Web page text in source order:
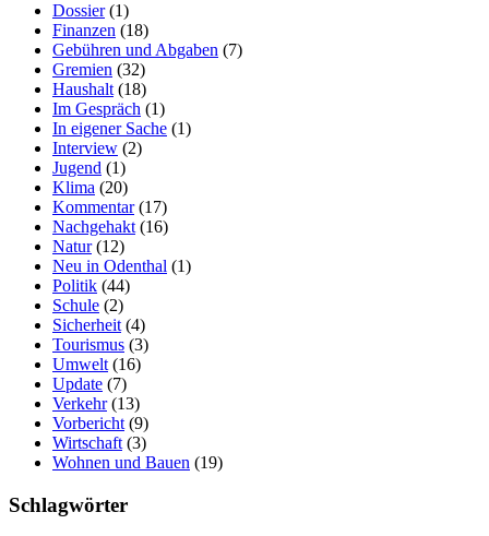
Dossier(1)
Finanzen (18)
Gebühren und Abgaben (7)
Gremien (32)
Haushalt(18)
Im Gespräch (1)
In eigener Sache (1)
Interview (2)
Jugend (1)
Klima (20)
Kommentar(17)
Nachgehakt(16)
Natur(12)
Neu in Odenthal (1)
Politik (44)
Schule (2)
Sicherheit(4)
Tourismus (3)
Umwelt(16)
Update (7)
Verkehr(13)
Vorbericht(9)
Wirtschaft(3)
Wohnen und Bauen (19)
Schlagwörter